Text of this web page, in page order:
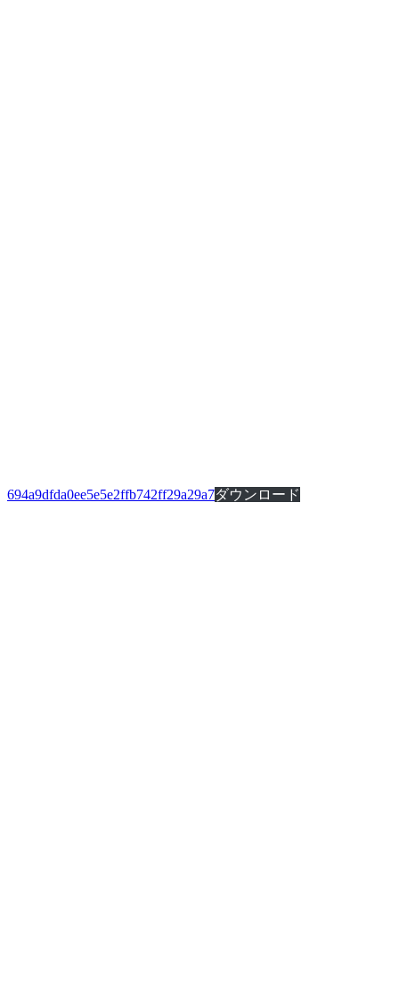
694a9dfda0ee5e5e2ffb742ff29a29a7ダウンロード